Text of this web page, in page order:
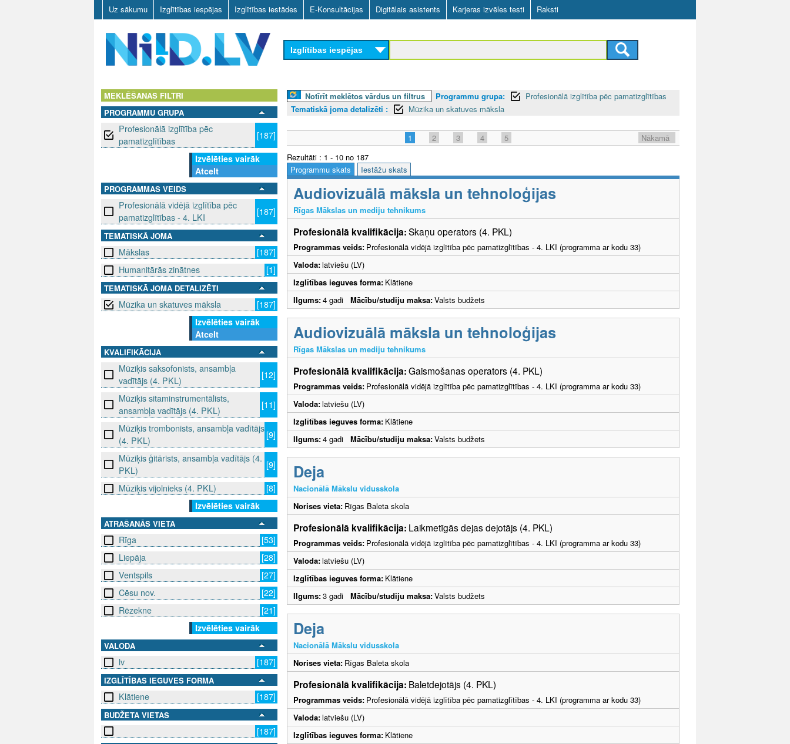
Skip
to
main
content
Uz sākumu Izglītības iespējas Izglītības iestādes E-Konsultācijas Digitālais asistents Karjeras izvēles testi Raksti
D
L
Izglītības iespējas
MEKLĒŠANAS FILTRI
PROGRAMMU GRUPA
Profesionālā izglītība pēc
pamatizglītības
[187]
Izvēlēties vairāk
Atcelt
PROGRAMMAS VEIDS
Profesionālā vidējā izglītība pēc
pamatizglītības - 4. LKI
[187]
TEMATISKĀ JOMA
Mākslas
[187]
Humanitārās zinātnes
[1]
TEMATISKĀ JOMA DETALIZĒTI
Mūzika un skatuves māksla
[187]
Izvēlēties vairāk
Atcelt
KVALIFIKĀCIJA
Mūziķis saksofonists, ansambļa
vadītājs (4. PKL)
[12]
Mūziķis sitaminstrumentālists,
ansambļa vadītājs (4. PKL)
[11]
Mūziķis trombonists, ansambļa vadītājs
(4. PKL)
[9]
Mūziķis ģitārists, ansambļa vadītājs (4.
PKL)
[9]
Mūziķis vijolnieks (4. PKL)
[8]
Izvēlēties vairāk
ATRAŠANĀS VIETA
Rīga
[53]
Liepāja
[28]
Ventspils
[27]
Cēsu nov.
[22]
Rēzekne
[21]
Izvēlēties vairāk
VALODA
lv [187]
IZGLĪTĪBAS IEGUVES FORMA
Klātiene [187]
BUDŽETA VIETAS
[187]
Notīrīt meklētos vārdus un filtrus Programmu grupa:
Profesionālā izglītība pēc pamatizglītības
Tematiskā joma detalizēti :
Mūzika un skatuves māksla
1 2 3 4 5
Nākamā
Rezultāti : 1 - 10 no 187
Programmu skats
Iestāžu skats
Audiovizuālā māksla un tehnoloģijas
Rīgas Mākslas un mediju tehnikums
Profesionālā kvalifikācija:Skaņu operators (4. PKL)
Programmas veids: Profesionālā vidējā izglītība pēc pamatizglītības - 4. LKI (programma ar kodu 33)
Valoda:latviešu (LV)
Izglītības ieguves forma: Klātiene
Ilgums:4 gadi Mācību/studiju maksa:Valsts budžets
Audiovizuālā māksla un tehnoloģijas
Rīgas Mākslas un mediju tehnikums
Profesionālā kvalifikācija:Gaismošanas operators (4. PKL)
Programmas veids: Profesionālā vidējā izglītība pēc pamatizglītības - 4. LKI (programma ar kodu 33)
Valoda:latviešu (LV)
Izglītības ieguves forma: Klātiene
Ilgums:4 gadi Mācību/studiju maksa:Valsts budžets
Deja
Nacionālā Mākslu vidusskola
Norises vieta: Rīgas Baleta skola
Profesionālā kvalifikācija: Laikmetīgās dejas dejotājs (4. PKL)
Programmas veids: Profesionālā vidējā izglītība pēc pamatizglītības - 4. LKI (programma ar kodu 33)
Valoda:latviešu (LV)
Izglītības ieguves forma: Klātiene
Ilgums:3 gadi Mācību/studiju maksa:Valsts budžets
Deja
Nacionālā Mākslu vidusskola
Norises vieta: Rīgas Baleta skola
Profesionālā kvalifikācija: Baletdejotājs (4. PKL)
Programmas veids: Profesionālā vidējā izglītība pēc pamatizglītības - 4. LKI (programma ar kodu 33)
Valoda:latviešu (LV)
Izglītības ieguves forma: Klātiene